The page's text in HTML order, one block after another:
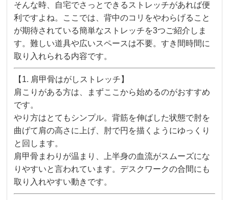
そんな時、自宅でさっとできるストレッチがあれば便
利ですよね。ここでは、背中のコリをやわらげること
が期待されている簡単なストレッチを3つご紹介しま
す。難しい道具や広いスペースは不要。すき間時間に
取り入れられる内容です。
【1. 肩甲骨はがしストレッチ】
肩こりがある方は、まずここから始めるのがおすすめ
です。
やり方はとてもシンプル。背筋を伸ばした状態で肘を
曲げて肩の高さに上げ、肘で円を描くようにゆっくり
と回します。
肩甲骨まわりが温まり、上半身の血流がスムーズにな
りやすいと言われています。デスクワークの合間にも
取り入れやすい動きです。